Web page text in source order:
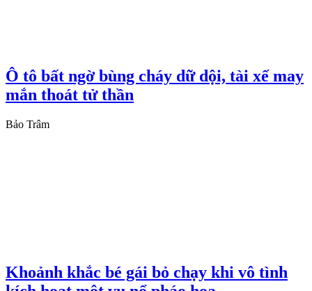
Ô tô bất ngờ bùng cháy dữ dội, tài xế may
mắn thoát tử thần
Bảo Trâm
Khoảnh khắc bé gái bỏ chạy khi vô tình